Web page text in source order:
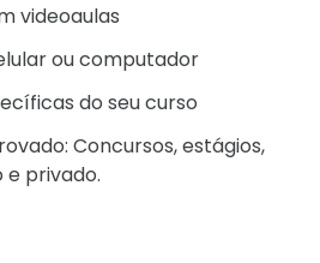
videoaulas
ou computador
do seu curso
Concursos, estágios,
e privado.